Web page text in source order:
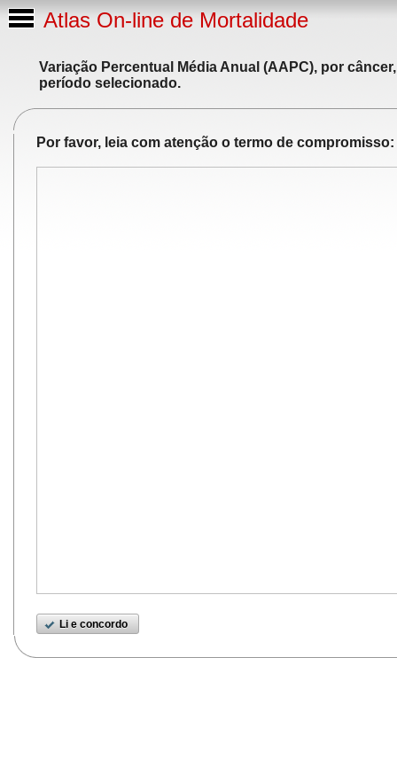
Atlas On-line de Mortalidade
Variação Percentual Média Anual (AAPC), por
período selecionado.
Por favor, leia com atenção o termo de compromisso:
Li e concordo